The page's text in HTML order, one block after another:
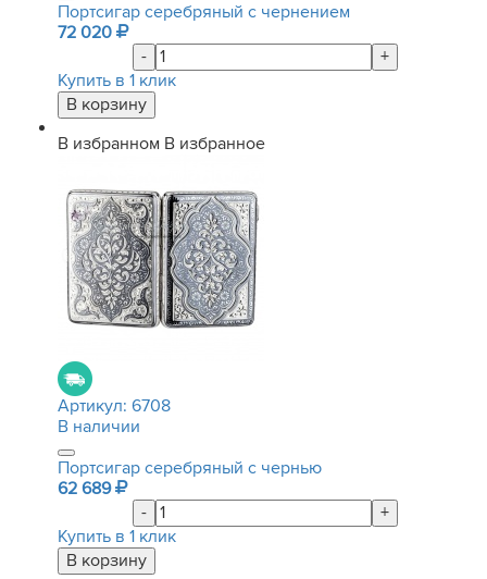
Портсигар серебряный с чернением
72 020
-
+
Купить в 1 клик
В избранном В избранное
Артикул: 6708
В наличии
Портсигар серебряный с чернью
62 689
-
+
Купить в 1 клик